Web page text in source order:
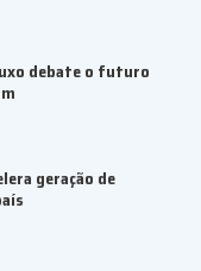
debate o futuro
geração de